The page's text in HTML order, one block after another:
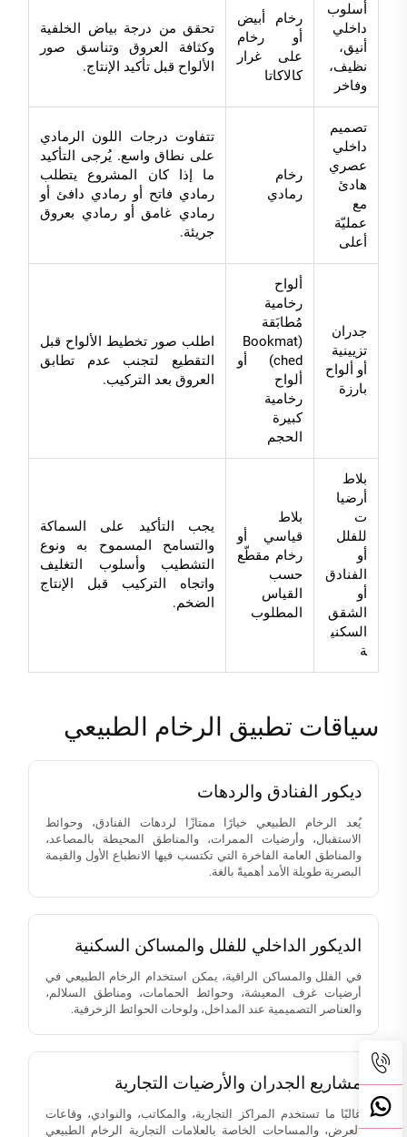
أسلوب
داخلي
أنيق،
نظيف،
وفاخر
رخام أبيض
أو رخام
على غرار
كالاكاتا
تحقق من درجة بياض الخلفية
وكثافة العروق وتناسق صور
الألواح قبل تأكيد الإنتاج.
تصميم
داخلي
عصري
هادئ
مع
عمليّة
أعلى
رخام
رمادي
تتفاوت درجات اللون الرمادي
على نطاق واسع. يُرجى التأكيد
ما إذا كان المشروع يتطلب
رمادي فاتح أو رمادي دافئ أو
رمادي غامق أو رمادي بعروق
جريئة.
جدران
تزيينية
أو ألواح
بارزة
ألواح
رخامية
مُطابَقة
(Bookmat
ched) أو
ألواح
رخامية
كبيرة
الحجم
اطلب صور تخطيط الألواح قبل
التقطيع لتجنب عدم تطابق
العروق بعد التركيب.
بلاط
أرضيا
ت
للفلل
أو
الفنادق
أو
الشقق
السكني
ة
بلاط
قياسي أو
رخام مقطّع
حسب
القياس
المطلوب
يجب التأكيد على السماكة
والتسامح المسموح به ونوع
التشطيب وأسلوب التغليف
واتجاه التركيب قبل الإنتاج
الضخم.
سياقات تطبيق الرخام الطبيعي
ديكور الفنادق والردهات
يُعد الرخام الطبيعي خيارًا ممتازًا لردهات الفنادق، وحوائط
الاستقبال، وأرضيات الممرات، والمناطق المحيطة بالمصاعد،
والمناطق العامة الفاخرة التي تكتسب فيها الانطباع الأول والقيمة
البصرية طويلة الأمد أهميةً بالغة.
الديكور الداخلي للفلل والمساكن السكنية
في الفلل والمساكن الراقية، يمكن استخدام الرخام الطبيعي في
أرضيات غرف المعيشة، وحوائط الحمامات، ومناطق السلالم،
والعناصر التصميمية عند المداخل، ولوحات الحوائط الزخرفية.
مشاريع الجدران والأرضيات التجارية
غالبًا ما تستخدم المراكز التجارية، والمكاتب، والنوادي، وقاعات
العرض، والمساحات الخاصة بالعلامات التجارية الرخام الطبيعي